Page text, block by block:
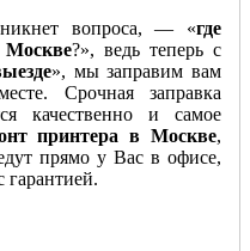
вопроса, — «где
Москве?», ведь теперь с
», мы заправим вам
Срочная заправка
качественно и самое
принтера в Москве,
прямо у Вас в офисе,
гарантией.